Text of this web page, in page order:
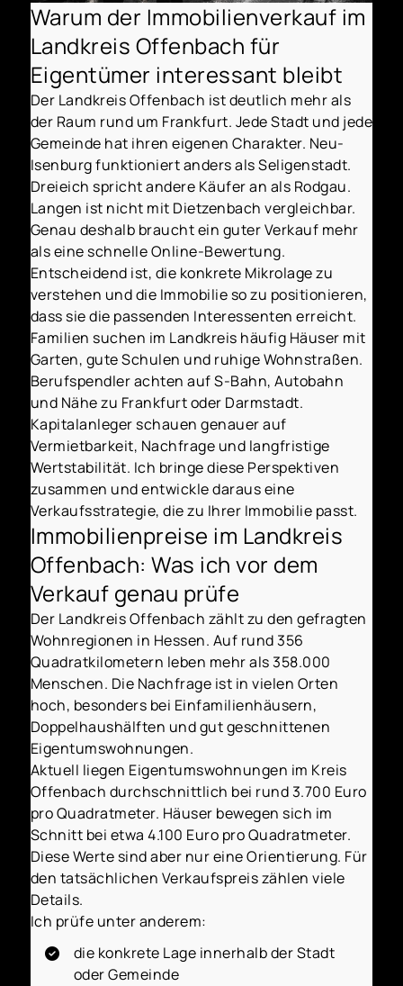
Warum der Immobilienverkauf im
Landkreis Offenbach für
Eigentümer interessant bleibt
Der Landkreis Offenbach ist deutlich mehr als
der Raum rund um Frankfurt. Jede Stadt und jede
Gemeinde hat ihren eigenen Charakter. Neu-
Isenburg funktioniert anders als Seligenstadt.
Dreieich spricht andere Käufer an als Rodgau.
Langen ist nicht mit Dietzenbach vergleichbar.
Genau deshalb braucht ein guter Verkauf mehr
als eine schnelle Online-Bewertung.
Entscheidend ist, die konkrete Mikrolage zu
verstehen und die Immobilie so zu positionieren,
dass sie die passenden Interessenten erreicht.
Familien suchen im Landkreis häufig Häuser mit
Garten, gute Schulen und ruhige Wohnstraßen.
Berufspendler achten auf S-Bahn, Autobahn
und Nähe zu Frankfurt oder Darmstadt.
Kapitalanleger schauen genauer auf
Vermietbarkeit, Nachfrage und langfristige
Wertstabilität. Ich bringe diese Perspektiven
zusammen und entwickle daraus eine
Verkaufsstrategie, die zu Ihrer Immobilie passt.
Immobilienpreise im Landkreis
Offenbach: Was ich vor dem
Verkauf genau prüfe
Der Landkreis Offenbach zählt zu den gefragten
Wohnregionen in Hessen. Auf rund 356
Quadratkilometern leben mehr als 358.000
Menschen. Die Nachfrage ist in vielen Orten
hoch, besonders bei Einfamilienhäusern,
Doppelhaushälften und gut geschnittenen
Eigentumswohnungen.
Aktuell liegen Eigentumswohnungen im Kreis
Offenbach durchschnittlich bei rund 3.700 Euro
pro Quadratmeter. Häuser bewegen sich im
Schnitt bei etwa 4.100 Euro pro Quadratmeter.
Diese Werte sind aber nur eine Orientierung. Für
den tatsächlichen Verkaufspreis zählen viele
Details.
Ich prüfe unter anderem:
die konkrete Lage innerhalb der Stadt
oder Gemeinde